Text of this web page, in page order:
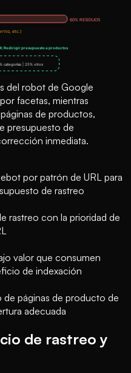
del robot de Google
facetas, mientras
de productos,
presupuesto de
inmediata.
por patrón de URL para
de rastreo
rastreo con la prioridad de
valor que consumen
de indexación
de páginas de producto de
adecuada
de rastreo y